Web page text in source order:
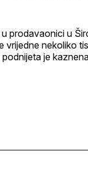
prodavaonici u
vrijedne nekoliko
je